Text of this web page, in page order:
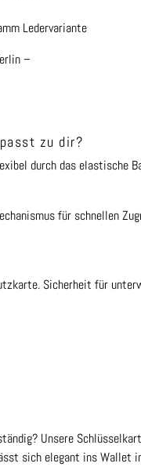
Ledervariante
–
zu dir?
durch das elastische
für schnellen
Sicherheit für
Unsere
sich elegant ins Wallet